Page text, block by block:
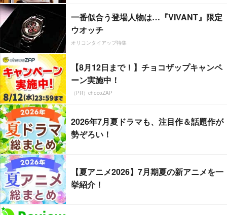
一番似合う登場人物は…『VIVANT』限定
ウオッチ
オリコンタイアップ特集
【8月12日まで！】チョコザップキャンペ
ーン実施中！
（PR）chocoZAP
2026年7月夏ドラマも、注目作＆話題作が
勢ぞろい！
【夏アニメ2026】7月期夏の新アニメを一
挙紹介！